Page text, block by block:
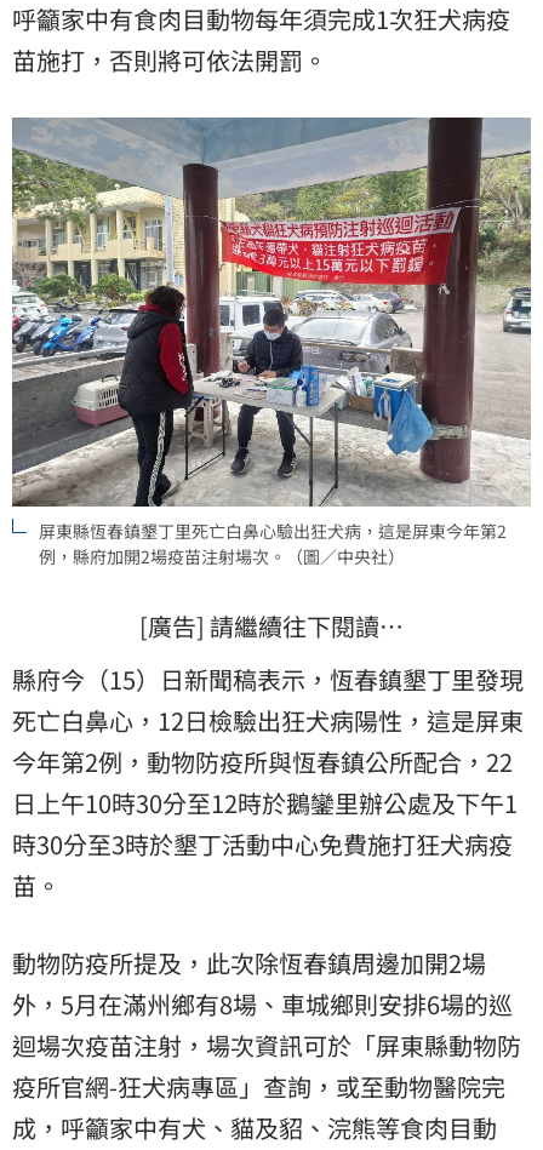
呼籲家中有食肉目動物每年須完成1次狂犬病疫
苗施打，否則將可依法開罰。
屏東縣恆春鎮墾丁里死亡白鼻心驗出狂犬病，這是屏東今年第2
例，縣府加開2場疫苗注射場次。（圖／中央社）
[廣告] 請繼續往下閱讀…
縣府今（15）日新聞稿表示，恆春鎮墾丁里發現
死亡白鼻心，12日檢驗出狂犬病陽性，這是屏東
今年第2例，動物防疫所與恆春鎮公所配合，22
日上午10時30分至12時於鵝鑾里辦公處及下午1
時30分至3時於墾丁活動中心免費施打狂犬病疫
苗。
動物防疫所提及，此次除恆春鎮周邊加開2場
外，5月在滿州鄉有8場、車城鄉則安排6場的巡
迴場次疫苗注射，場次資訊可於「屏東縣動物防
疫所官網-狂犬病專區」查詢，或至動物醫院完
成，呼籲家中有犬、貓及貂、浣熊等食肉目動